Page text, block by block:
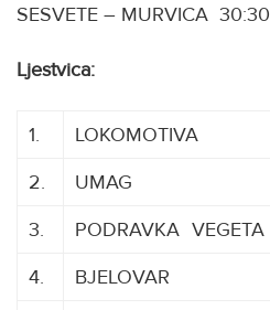
SESVETE – MURVICA 30:30
Ljestvica:
1. LOKOMOTIVA
2.
UMAG
3.
PODRAVKAV VEGETA
4.
BJELOVAR